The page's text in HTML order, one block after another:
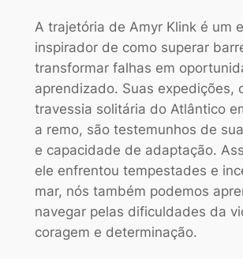
A trajetória de Amyr Klink é um
inspirador de como superar
transformar falhas em
aprendizado. Suas expedições,
travessia solitária do Atlântico
a remo, são testemunhos de
e capacidade de adaptação.
ele enfrentou tempestades e
mar, nós também podemos
navegar pelas dificuldades da
coragem e determinação.